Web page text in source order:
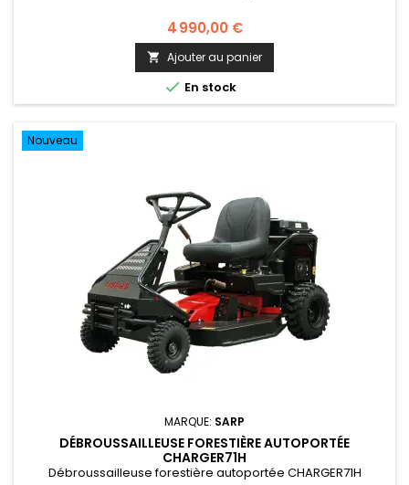
4 990,00 €
 Ajouter au panier
 En stock
Nouveau
MARQUE: SARP
DÉBROUSSAILLEUSE FORESTIÈRE AUTOPORTÉE
CHARGER71H
Débroussailleuse forestière autoportée CHARGER71H